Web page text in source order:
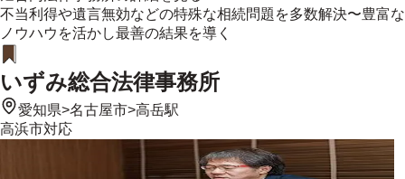
不当利得や遺言無効などの特殊な相続問題を多数解決〜豊富な
ノウハウを活かし最善の結果を導く
いずみ総合法律事務所
愛知県>名古屋市>高岳駅
高浜市対応